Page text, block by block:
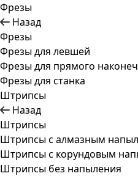
Фрезы
Назад
Фрезы
Фрезы для левшей
Фрезы для прямого
Фрезы для станка
Штрипсы
Назад
Штрипсы
Штрипсы c алмазным
Штрипсы c корундовым
Штрипсы без напыления